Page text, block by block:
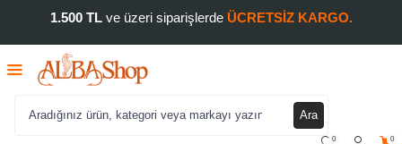
1.500 TLve üzeri siparişlerde ÜCRETSİZ KARGO.
Ara
0 0